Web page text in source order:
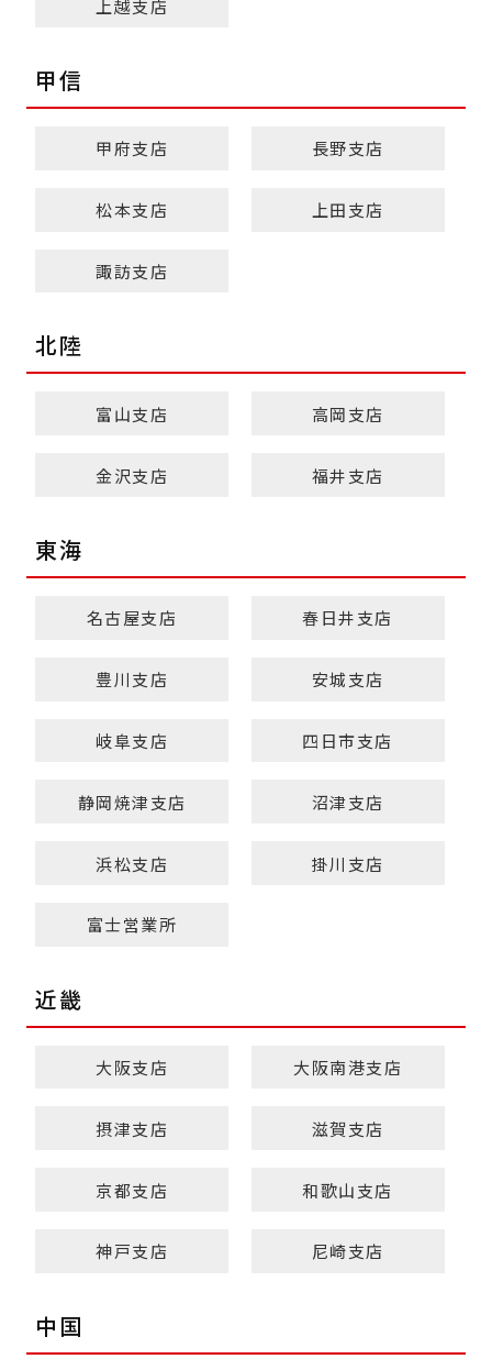
上越支店
甲信
甲府支店 長野支店
松本支店 上田支店
諏訪支店
北陸
富山支店 高岡支店
金沢支店 福井支店
東海
名古屋支店 春日井支店
豊川支店 安城支店
岐阜支店 四日市支店
静岡焼津支店 沼津支店
浜松支店 掛川支店
富士営業所
近畿
大阪支店 大阪南港支店
摂津支店 滋賀支店
京都支店 和歌山支店
神戸支店 尼崎支店
中国